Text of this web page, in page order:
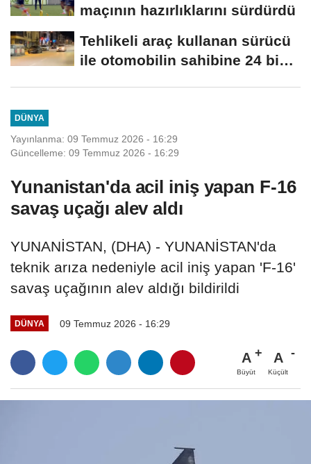
maçının hazırlıklarını sürdürdü
Tehlikeli araç kullanan sürücü
ile otomobilin sahibine 24 bin
DÜNYA
Yayınlanma: 09 Temmuz 2026 - 16:29
Güncelleme: 09 Temmuz 2026 - 16:29
Yunanistan'da acil iniş yapan F-16
savaş uçağı alev aldı
YUNANİSTAN, (DHA) - YUNANİSTAN'da
teknik arıza nedeniyle acil iniş yapan 'F-16'
savaş uçağının alev aldığı bildirildi
DÜNYA 09 Temmuz 2026 - 16:29
A
Büyüt
A
Küçült